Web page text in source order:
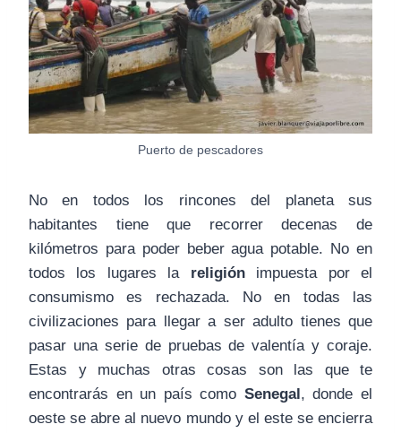
Puerto de pescadores
No en todos los rincones del planeta sus
habitantes tiene que recorrer decenas de
kilómetros para poder beber agua potable. No en
todos los lugares la religiónimpuesta por el
consumismo es rechazada. No en todas las
civilizaciones para llegar a ser adulto tienes que
pasar una serie de pruebas de valentía y coraje.
Estas y muchas otras cosas son las que te
encontrarás en un país como Senegal , donde el
oeste se abre al nuevo mundo y el este se encierra